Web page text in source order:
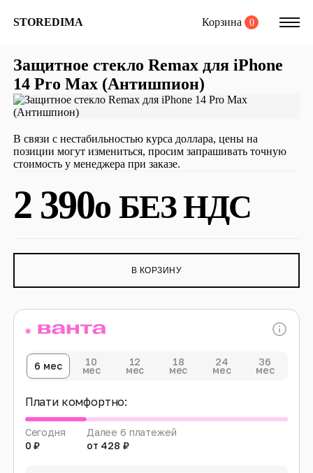
STOREDIMA Корзина 0
Защитное стекло Remax для iPhone
14 Pro Max (Антишпион)
В связи с нестабильностью курса доллара, цены на
позиции могут измениться, просим запрашивать точную
стоимость у менеджера при заказе.
2 390o БЕЗ НДС
В КОРЗИНУ
6 мес 10
мес
12
мес
18
мес
24
мес
36
мес
Плати комфортно:
Сегодня
0 ₽
Далее 6 платежей
от 428 ₽